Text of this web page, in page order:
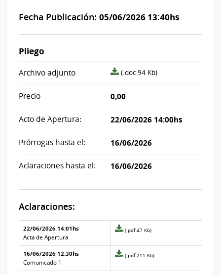
Fecha Publicación: 05/06/2026 13:40hs
Pliego
Archivo adjunto
archivo
(.doc 94 Kb)
Precio 0,00
Acto de Apertura: 22/06/2026 14:00hs
Prórrogas hasta el: 16/06/2026
Aclaraciones hasta el: 16/06/2026
Aclaraciones:
Aclaraciones del llamado
Fecha y
texto de
la
aclaración
Archivo
de la
aclaración
22/06/2026 14:01hs
Acta de Apertura
Archivo
de
la
Nº
(.pdf 47 Kb)
16/06/2026 12:30hs
Comunicado 1
Archivo
de
(.pdf 211 Kb)